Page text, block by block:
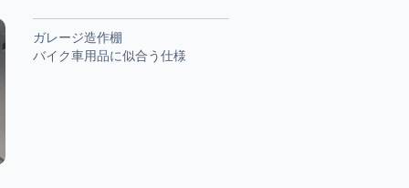
ガレージ造作棚
バイク車用品に似合う仕様